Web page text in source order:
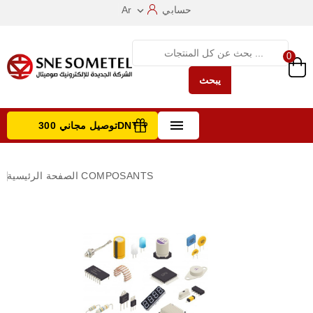
Ar  حسابي
يبحث
0
 توصيل مجاني 300DNT +
الصفحة الرئيسية COMPOSANTS